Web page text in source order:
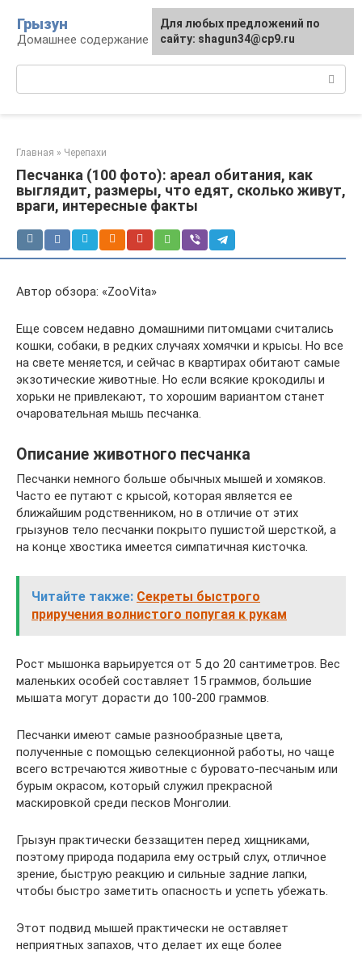
контенту
Грызун
Домашнее содержание грызунов
Главная » Черепахи
Песчанка (100 фото): ареал обитания, как
выглядит, размеры, что едят, сколько живут,
враги, интересные факты
Автор обзора: «ZooVita»
Еще совсем недавно домашними питомцами считались
кошки, собаки, в редких случаях хомячки и крысы. Но все
на свете меняется, и сейчас в квартирах обитают самые
экзотические животные. Но если всякие крокодилы и
хорьки не привлекают, то хорошим вариантом станет
очаровательная мышь песчанка.
Описание животного песчанка
Песчанки немного больше обычных мышей и хомяков.
Часто ее путают с крысой, которая является ее
ближайшим родственником, но в отличие от этих
грызунов тело песчанки покрыто пушистой шерсткой, а
на конце хвостика имеется симпатичная кисточка.
Читайте также: Секреты быстрого
приручения волнистого попугая к рукам
Рост мышонка варьируется от 5 до 20 сантиметров. Вес
маленьких особей составляет 15 граммов, большие
мышата могут дорасти до 100-200 граммов.
Песчанки имеют самые разнообразные цвета,
полученные с помощью селекционной работы, но чаще
всего встречаются животные с буровато-песчаным или
бурым окрасом, который служил прекрасной
маскировкой среди песков Монголии.
Грызун практически беззащитен перед хищниками,
поэтому природа подарила ему острый слух, отличное
зрение, быструю реакцию и сильные задние лапки,
чтобы быстро заметить опасность и успеть убежать.
Этот подвид мышей практически не оставляет
неприятных запахов, что делает их еще более
Для любых предложений по
сайту: shagun34@cp9.ru